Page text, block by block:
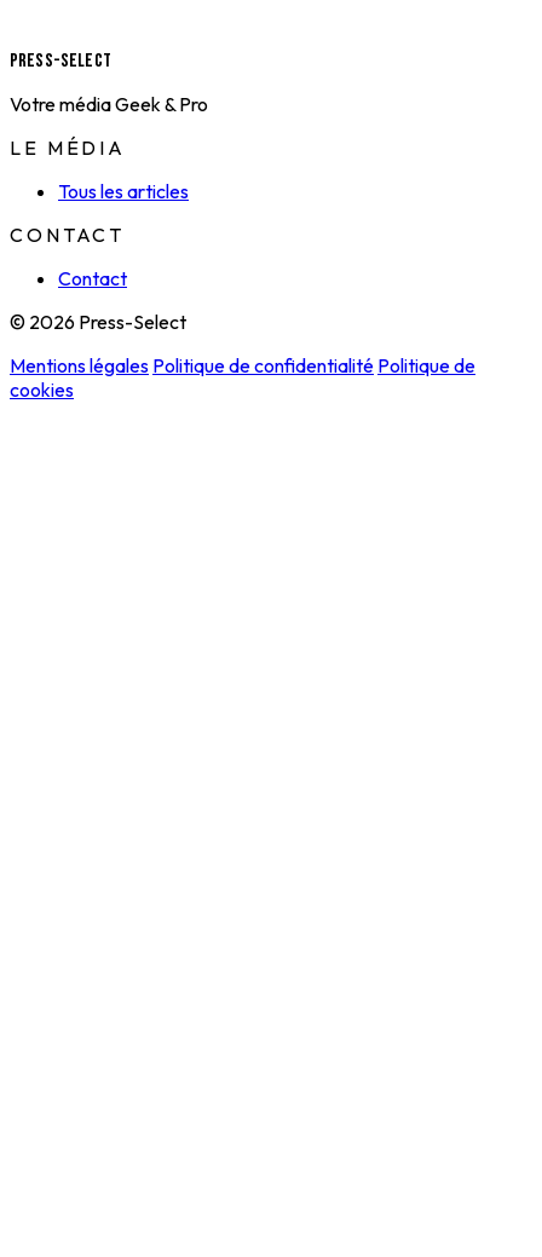
Press-Select
Votre média Geek & Pro
LE MÉDIA
Tous les articles
CONTACT
Contact
© 2026 Press-Select
Mentions légales Politique de confidentialité Politique de
cookies